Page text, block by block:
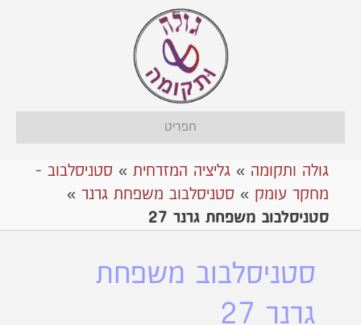
תפריט
גולה ותקומה » גליציה המזרחית » סטניסלבוב -
מחקר עומק » סטניסלבוב משפחת גרנר »
סטניסלבוב משפחת גרנר 27
סטניסלבוב משפחת
גרנר 27